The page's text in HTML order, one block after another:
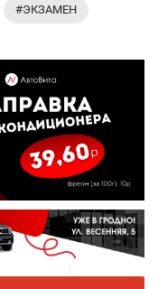
#ЭКЗАМЕН